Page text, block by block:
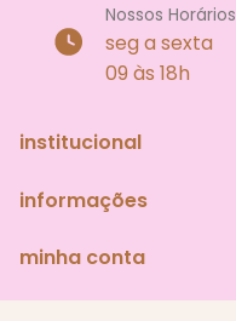
Nossos Horários
seg a sexta
09 às 18h
institucional
informações
minha conta